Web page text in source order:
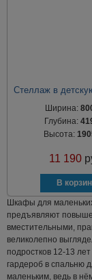
Стеллаж в
Ширина:
Глубина:
Высота:
11 190
Шкафы для
предъявляют
вместительными,
великолепно
подростков 12-13
гардероб в спальню
маленьким, ведь в